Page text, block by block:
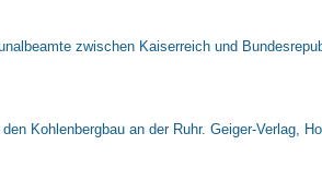
zwischen Kaiserreich und
Kohlenbergbau an der Ruhr. Geiger-Verlag,